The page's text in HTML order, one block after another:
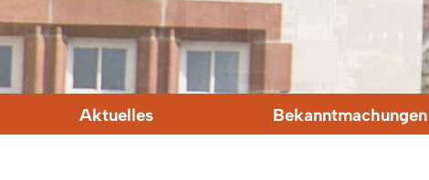
Aktuelles Bekanntmachungen